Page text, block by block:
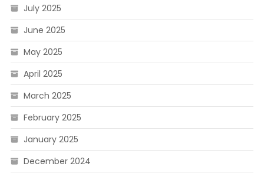
July 2025
June 2025
May 2025
April 2025
March 2025
February 2025
January 2025
December 2024